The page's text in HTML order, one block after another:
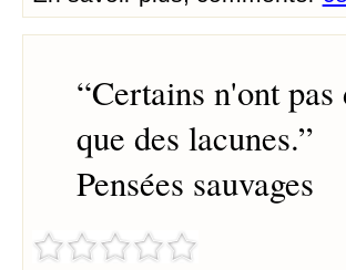
“Certains n'ont
que des lacunes.”
Pensées sauvages